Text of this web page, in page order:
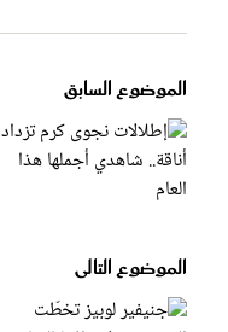
الموضوع السابق
الموضوع التالى